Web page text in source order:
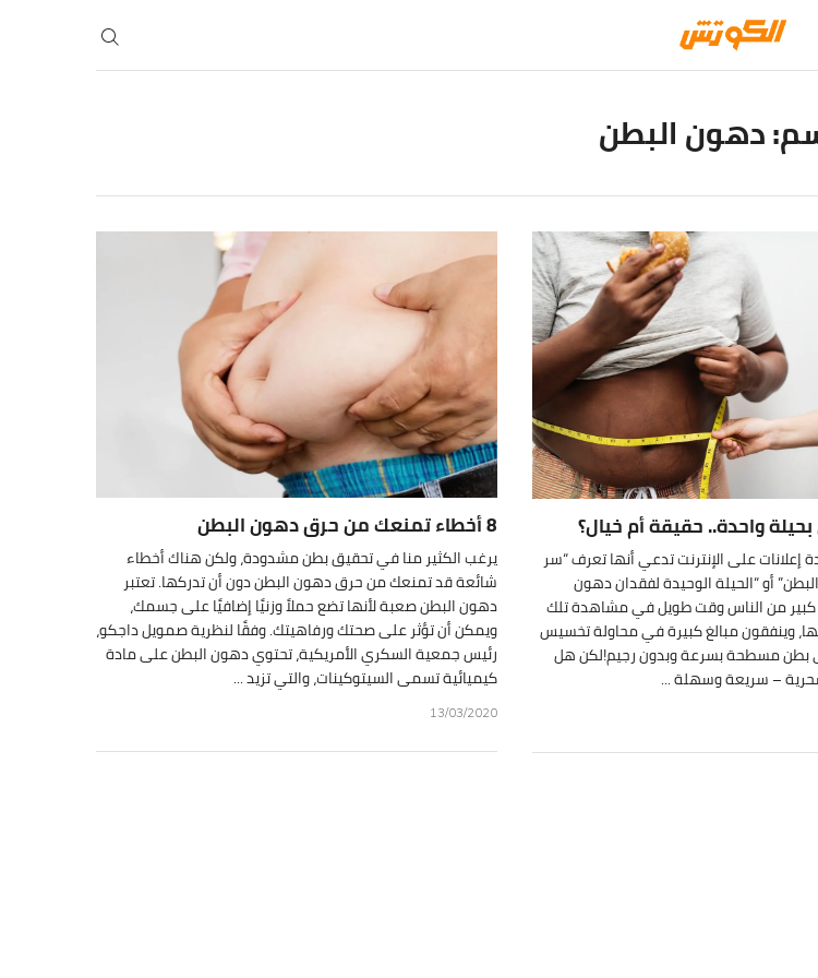
دهون البطن
واحدة.. حقيقة أم خيال؟
إعلانات على الإنترنت تدعي أنها تعرف “سر
أو “الحيلة الوحيدة لفقدان دهون
من الناس وقت طويل في مشاهدة تلك
وينفقون مبالغ كبيرة في محاولة تخسيس
بطن مسطحة بسرعة وبدون رجيم!لكن هل
– سريعة وسهلة ...
8 أخطاء تمنعك من حرق دهون البطن
يرغب الكثير منا في تحقيق بطن مشدودة، ولكن هناك أخطاء
شائعة قد تمنعك من حرق دهون البطن دون أن تدركها. تعتبر
دهون البطن صعبة لأنها تضع حملاً وزنيًا إضافيًا على جسمك،
ويمكن أن تؤثر على صحتك ورفاهيتك. وفقًا لنظرية صمويل داجكو،
رئيس جمعية السكري الأمريكية، تحتوي دهون البطن على مادة
كيميائية تسمى السيتوكينات، والتي تزيد ...
13/03/2020